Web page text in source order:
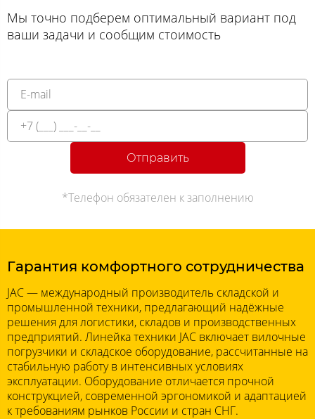
Мы точно подберем оптимальный вариант под
ваши задачи и сообщим стоимость
Отправить
*Телефон обязателен к заполнению
Гарантия комфортного сотрудничества
JAC — международный производитель складской и
промышленной техники, предлагающий надёжные
решения для логистики, складов и производственных
предприятий. Линейка техники JAC включает вилочные
погрузчики и складское оборудование, рассчитанные на
стабильную работу в интенсивных условиях
эксплуатации. Оборудование отличается прочной
конструкцией, современной эргономикой и адаптацией
к требованиям рынков России и стран СНГ.